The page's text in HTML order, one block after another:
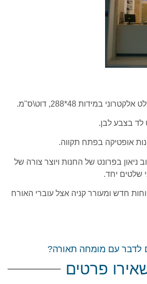
במידות 48*288, דוט\ס"מ.
אופטיקה בפתח תקווה.
ניאון בפרונט של החנות ויוצר צורה של
יחד.
חדש ומעורר קניה אצל עוברי האורח
לדבר עם מומחה תאורה?
פרטים